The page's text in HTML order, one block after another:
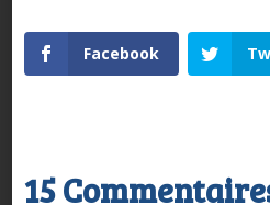
Facebook
15